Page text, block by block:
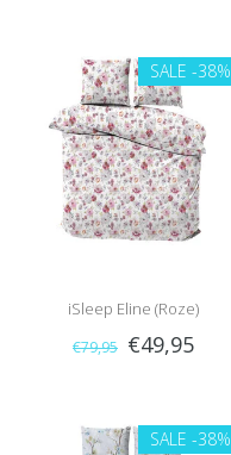
SALE -38%
iSleep Eline (Roze)
€79,95 €49,95
SALE -38%